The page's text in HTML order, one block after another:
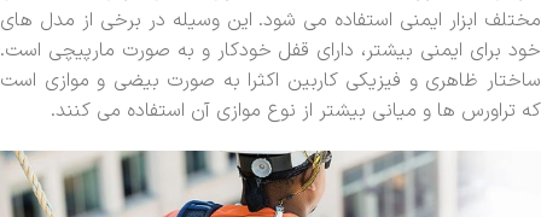
مختلف ابزار ایمنی استفاده می شود. این وسیله در برخی از مدل های
خود برای ایمنی بیشتر، دارای قفل خودکار و به صورت مارپیچی است.
ساختار ظاهری و فیزیکی کاربین اکثرا به صورت بیضی و موازی است
که تراورس ها و میانی بیشتر از نوع موازی آن استفاده می کنند.